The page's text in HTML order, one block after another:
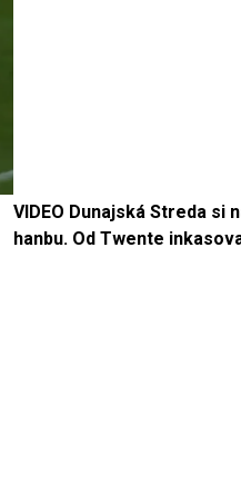
VIDEO Dunajská Streda si
hanbu. Od Twente